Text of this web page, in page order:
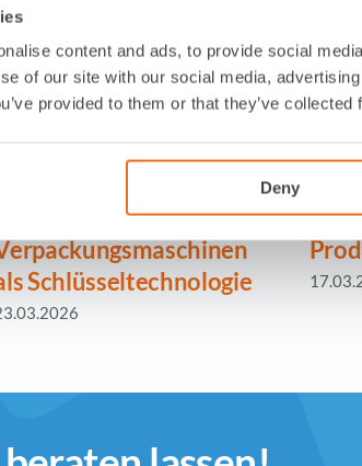
content and ads, to provide social
of our site with our social media,
provided to them or that they’ve
Deny
Schlüsseltechnologie